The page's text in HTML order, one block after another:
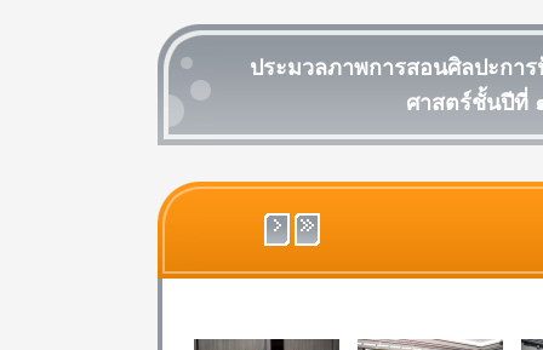
ประมวลภาพการสอนศิลปะกา
ศาสตร์ชั้นปีที่